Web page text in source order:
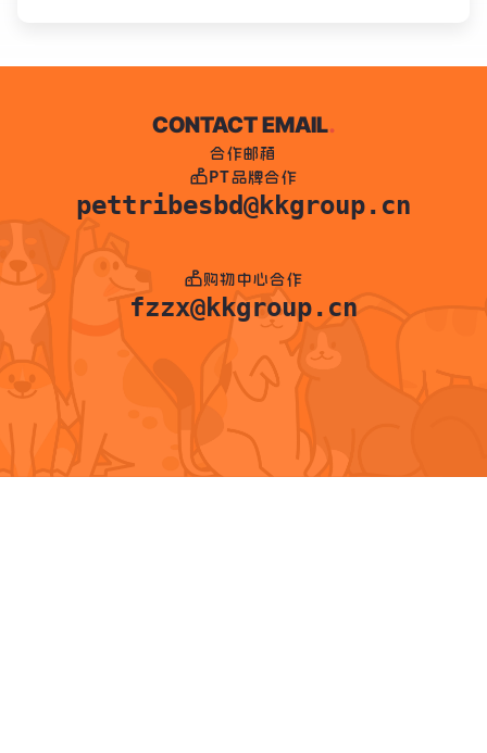
CONTACT EMAIL.
合作邮箱
PT品牌合作
pettribesbd@kkgroup.cn
购物中心合作
fzzx@kkgroup.cn